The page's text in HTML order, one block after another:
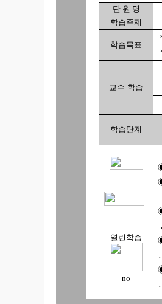
단 원 명
학습주제
학습목표
교수-학습
학습단계
열린학습
no